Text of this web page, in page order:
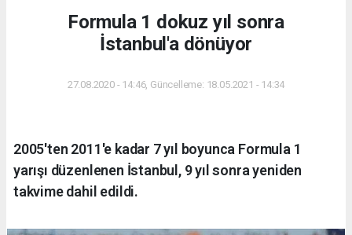
Formula 1 dokuz yıl sonra
İstanbul'a dönüyor
27.08.2020 - 14:46, Güncelleme: 18.05.2021 - 14:34
2005'ten 2011'e kadar 7 yıl boyunca Formula 1
yarışı düzenlenen İstanbul, 9 yıl sonra yeniden
takvime dahil edildi.